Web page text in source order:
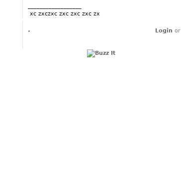
xc zxczxc zxc zxc zxc zx
Login or